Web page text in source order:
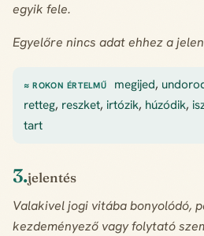
egyik fele.
Egyelőre nincs adat ehhez a
≈ ROKON ÉRTELMŰ megijed,
retteg, reszket, irtózik, húzódik,
tart
3.jelentés
Valakivel jogi vitába bonyolódó,
kezdeményező vagy folytató